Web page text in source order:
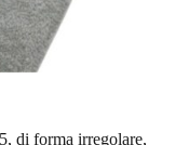
di forma irregolare,